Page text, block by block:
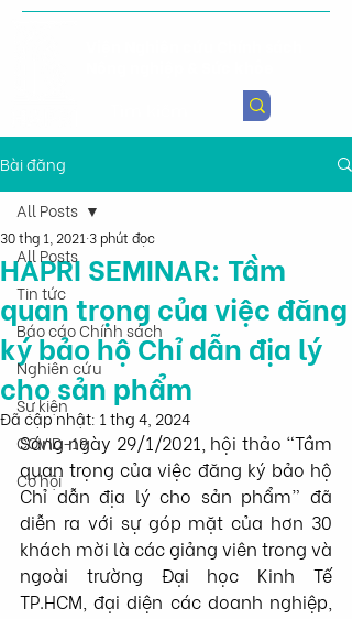
Bài đăng
All Posts
Tin tức
Báo cáo Chính sách
Nghiên cứu
Sự kiện
COVID-19
Cơ hội
All Posts
HAPRI SEMINAR: Tầm
quan trọng của việc đăng
ký bảo hộ Chỉ dẫn địa lý
cho sản phẩm
30 thg 1, 2021 3 phút đọc
Đã cập nhật: 1 thg 4, 2024
Sáng ngày 29/1/2021, hội thảo “Tầm
quan trọng của việc đăng ký bảo hộ
Chỉ dẫn địa lý cho sản phẩm” đã
diễn ra với sự góp mặt của hơn 30
khách mời là các giảng viên trong và
ngoài trường Đại học Kinh Tế
TP.HCM, đại diện các doanh nghiệp,